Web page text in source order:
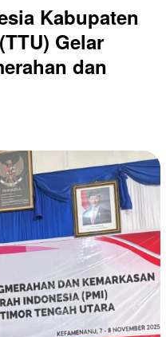
Kabupaten
Gelar
dan